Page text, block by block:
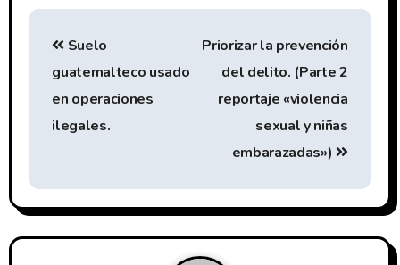
Suelo
guatemalteco usado
en operaciones
ilegales.
Priorizar la prevención
del delito. (Parte 2
reportaje «violencia
sexual y niñas
embarazadas»)